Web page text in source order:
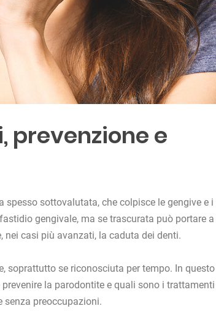
prevenzione e
sottovalutata, che colpisce le gengive e i
gengivale, ma se trascurata può portare a
nei casi più avanzati, la caduta dei denti.
soprattutto se riconosciuta per tempo. In questo
la parodontite e quali sono i trattamenti
senza preoccupazioni.